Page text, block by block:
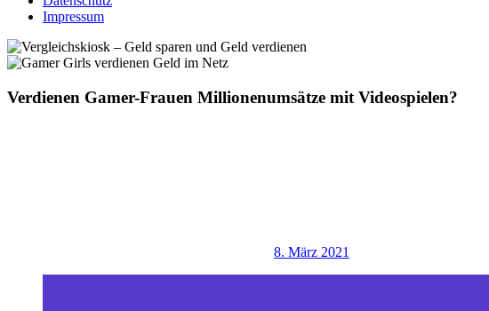
Impressum
Verdienen Gamer-Frauen Millionenumsätze mit Videospielen?
8. März 2021